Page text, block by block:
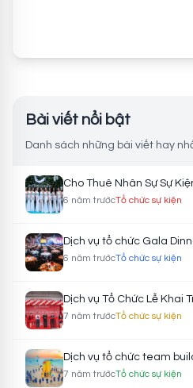
Bài viết nổi bật
Danh sách những bài viết hay
Cho Thuê Nhân Sự Sự
6 năm trướcTổ chức sự kiện
Dịch vụ tổ chức Gala
6 năm trướcTổ chức sự kiện
Dịch vụ Tổ Chức Lễ Khai
7 năm trướcTổ chức sự kiện
Dịch vụ tổ chức team
7 năm trướcTổ chức sự kiện